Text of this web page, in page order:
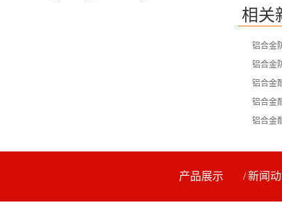
相关
铝合金
铝合金
铝合金
铝合金
铝合金
产品展示 新闻